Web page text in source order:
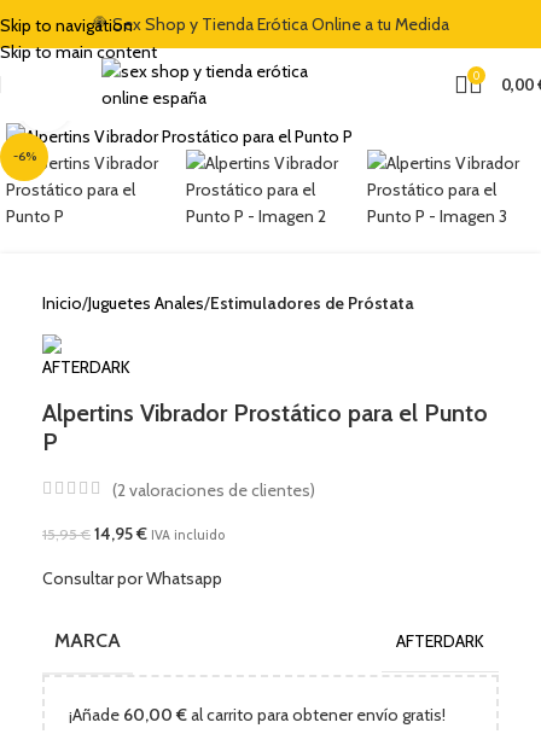
Skip to navigation
Skip to main content
🍭 Sex Shop y Tienda Erótica Online a tu Medida
0 0,00
-6%
Clic para ampliar
Inicio Juguetes Anales Estimuladores de Próstata
Alpertins Vibrador Prostático para el Punto
P
(2 valoraciones de clientes)
15,95€ 14,95€ IVA incluido
Consultar por Whatsapp
MARCA AFTERDARK
¡Añade 60,00 €al carrito para obtener envío gratis!